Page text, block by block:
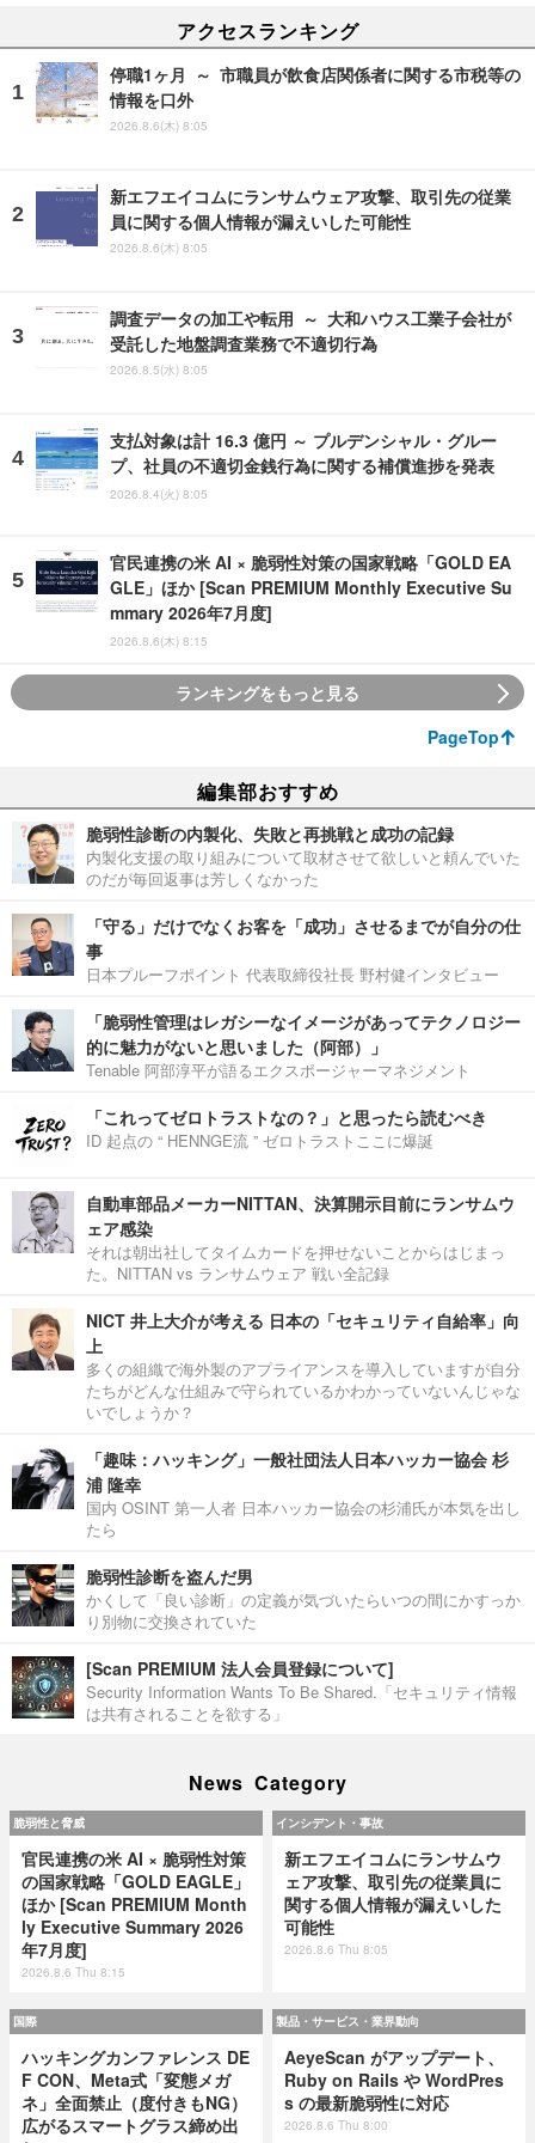
アクセスランキング
停職1ヶ月 ～ 市職員が飲食店関係者に関する市税等の
情報を口外
2026.8.6(木) 8:05
新エフエイコムにランサムウェア攻撃、取引先の従業
員に関する個人情報が漏えいした可能性
2026.8.6(木) 8:05
調査データの加工や転用 ～ 大和ハウス工業子会社が
受託した地盤調査業務で不適切行為
2026.8.5(水) 8:05
支払対象は計 16.3 億円 ～ プルデンシャル・グルー
プ、社員の不適切金銭行為に関する補償進捗を発表
2026.8.4(火) 8:05
官民連携の米 AI × 脆弱性対策の国家戦略「GOLD EA
GLE」ほか [Scan PREMIUM Monthly Executive Su
mmary 2026年7月度]
2026.8.6(木) 8:15
ランキングをもっと見る
PageTop
編集部おすすめ
脆弱性診断の内製化、失敗と再挑戦と成功の記録
内製化支援の取り組みについて取材させて欲しいと頼んでいた
のだが毎回返事は芳しくなかった
「守る」だけでなくお客を「成功」させるまでが自分の仕
事
日本プルーフポイント 代表取締役社長 野村健インタビュー
「脆弱性管理はレガシーなイメージがあってテクノロジー
的に魅力がないと思いました（阿部）」
Tenable 阿部淳平が語るエクスポージャーマネジメント
「これってゼロトラストなの？」と思ったら読むべき
ID 起点の “ HENNGE流 ” ゼロトラストここに爆誕
自動車部品メーカーNITTAN、決算開示目前にランサムウ
ェア感染
それは朝出社してタイムカードを押せないことからはじまっ
た。NITTAN vs ランサムウェア 戦い全記録
NICT 井上大介が考える 日本の「セキュリティ自給率」向
上
多くの組織で海外製のアプライアンスを導入していますが自分
たちがどんな仕組みで守られているかわかっていないんじゃな
いでしょうか？
「趣味：ハッキング」一般社団法人日本ハッカー協会 杉
浦 隆幸
国内 OSINT 第一人者 日本ハッカー協会の杉浦氏が本気を出し
たら
脆弱性診断を盗んだ男
かくして「良い診断」の定義が気づいたらいつの間にかすっか
り別物に交換されていた
[Scan PREMIUM 法人会員登録について]
Security Information Wants To Be Shared.「セキュリティ情報
は共有されることを欲する」
News Category
脆弱性と脅威
官民連携の米 AI × 脆弱性対策
の国家戦略「GOLD EAGLE」
ほか [Scan PREMIUM Month
ly Executive Summary 2026
年7月度]
2026.8.6 Thu 8:15
インシデント・事故
新エフエイコムにランサムウ
ェア攻撃、取引先の従業員に
関する個人情報が漏えいした
可能性
2026.8.6 Thu 8:05
国際
ハッキングカンファレンス DE
F CON、Meta式「変態メガ
ネ」全面禁止（度付きもNG）
広がるスマートグラス締め出
製品・サービス・業界動向
AeyeScan がアップデート、
Ruby on Rails や WordPres
s の最新脆弱性に対応
2026.8.6 Thu 8:00